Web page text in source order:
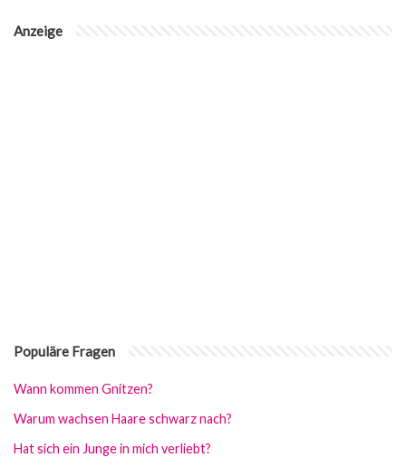
Anzeige
Populäre Fragen
Wann kommen Gnitzen?
Warum wachsen Haare schwarz nach?
Hat sich ein Junge in mich verliebt?